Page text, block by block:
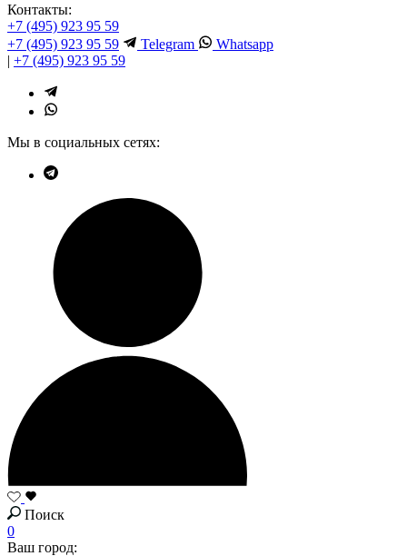
Контакты:
+7 (495) 923 95 59
+7 (495) 923 95 59
Telegram
Whatsapp
| +7 (495) 923 95 59
Мы в социальных сетях:
Поиск
0
Ваш город: